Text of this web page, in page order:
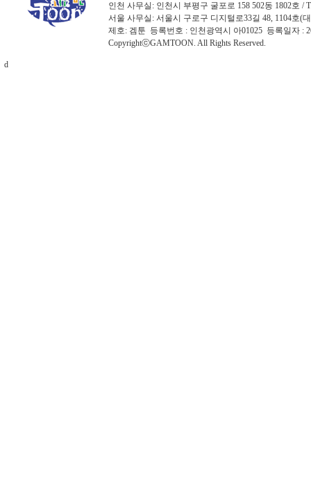
인천 사무실: 인천시 부평구 굴포로 158 502동 1802호 /
서울 사무실: 서울시 구로구 디지털로33길 48, 1104호(
제호: 겜툰 등록번호 : 인천광역시 아01025 등록일자 :
CopyrightⓒGAMTOON. All Rights Reserved.
d